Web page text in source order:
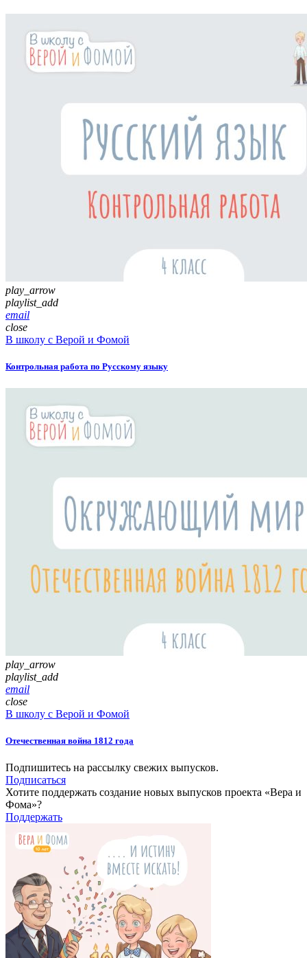
play_arrow
playlist_add
email
close
В школу с Верой и Фомой
Контрольная работа по Русскому языку
play_arrow
playlist_add
email
close
В школу с Верой и Фомой
Отечественная война 1812 года
Подпишитесь на рассылку свежих выпусков.
Подписаться
Хотите поддержать создание новых выпусков проекта «Вера и
Фома»?
Поддержать